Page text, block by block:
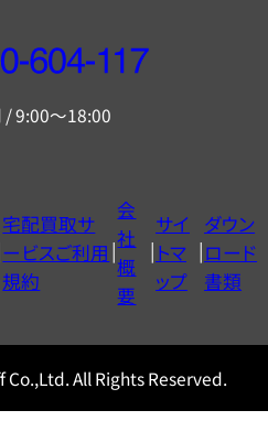
/ 9:00～18:00
宅配買取サ
ービスご利用
規約
会
社
概
要
サイ
トマ
ップ
ダウン
ロード
書類
All Rights Reserved.